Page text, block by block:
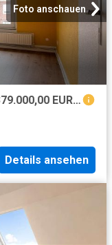
Foto anschauen
Wohnung zum Kaufen in Münster 379.000,00 EUR 77 m²
Details ansehen